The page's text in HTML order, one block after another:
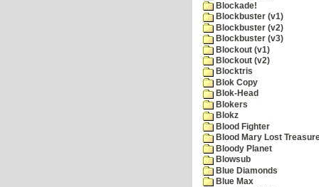
Blockade!
Blockbuster (v1)
Blockbuster (v2)
Blockbuster (v3)
Blockout (v1)
Blockout (v2)
Blocktris
Blok Copy
Blok-Head
Blokers
Blokz
Blood Fighter
Blood Mary Lost
Bloody Planet
Blowsub
Blue Diamonds
Blue Max